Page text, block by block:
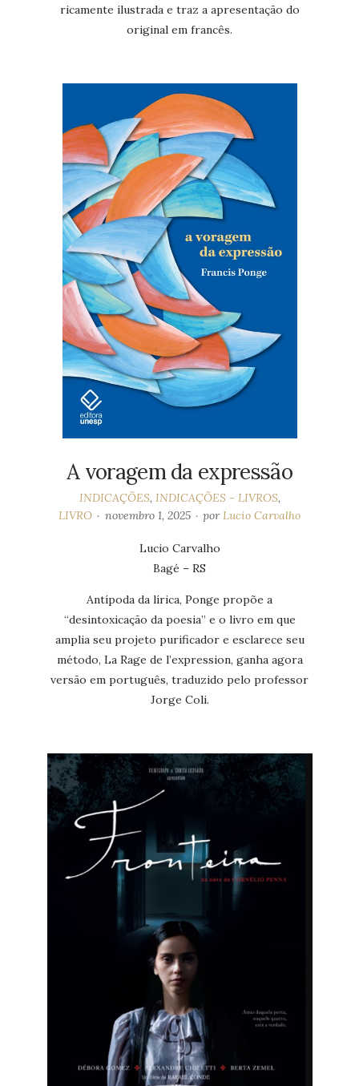
ricamente ilustrada e traz a apresentação do
original em francês.
A voragem da expressão
INDICAÇÕES, INDICAÇÕES - LIVROS,
LIVRO
novembro 1, 2025 porLucio Carvalho
Lucio Carvalho
Bagé – RS
Antípoda da lírica, Ponge propõe a
“desintoxicação da poesia” e o livro em que
amplia seu projeto purificador e esclarece seu
método, La Rage de l’expression, ganha agora
versão em português, traduzido pelo professor
Jorge Coli.